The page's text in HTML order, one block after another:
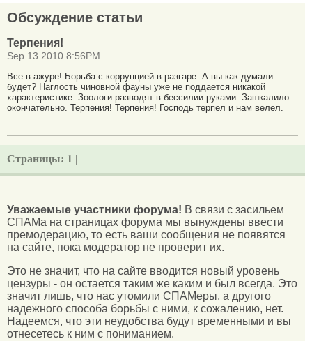
Обсуждение статьи
Терпения!
Sep 13 2010 8:56PM
Все в ажуре! Борьба с коррупцией в разгаре. А вы как думали
будет? Наглость чиновной фауны уже не поддается никакой
характеристике. Зоологи разводят в бессилии руками. Зашкалило
окончательно. Терпения! Терпения! Господь терпел и нам велел.
Страницы: 1 |
Уважаемые участники форума! В связи с засильем
СПАМа на страницах форума мы вынуждены ввести
премодерацию, то есть ваши сообщения не появятся
на сайте, пока модератор не проверит их.
Это не значит, что на сайте вводится новый уровень
цензуры - он остается таким же каким и был всегда. Это
значит лишь, что нас утомили СПАМеры, а другого
надежного способа борьбы с ними, к сожалению, нет.
Надеемся, что эти неудобства будут временными и вы
отнесетесь к ним с пониманием.